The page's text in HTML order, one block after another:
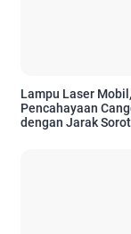
Lampu Laser
Pencahayaan
dengan Jarak